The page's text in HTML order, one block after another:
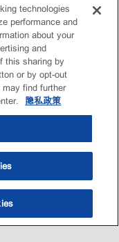
门店
technologies
performance and
about your
and
this sharing by
or by opt-out
may find further
隐私政策